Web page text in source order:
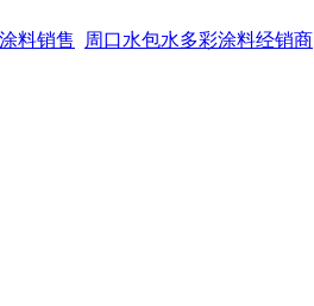
料销售 周口水包水多彩涂料经销商